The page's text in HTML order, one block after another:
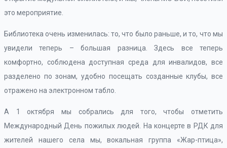
это мероприятие.
Библиотека очень изменилась: то, что было раньше, и то, что мы
увидели теперь – большая разница. Здесь все теперь
комфортно, соблюдена доступная среда для инвалидов, все
разделено по зонам, удобно посещать созданные клубы, все
отражено на электронном табло.
А 1 октября мы собрались для того, чтобы отметить
Международный День пожилых людей. На концерте в РДК для
жителей нашего села мы, вокальная группа «Жар-птица»,